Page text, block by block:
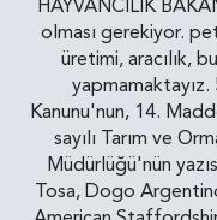
HAYVANCILIK
olması gerekiyor.
üretimi, aracılık,
yapmamaktayız.
Kanunu'nun, 14.
sayılı Tarım ve
Müdürlüğü'nün
Tosa, Dogo